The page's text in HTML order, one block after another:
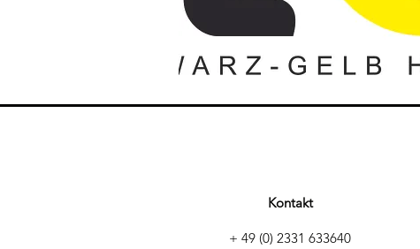
Kontakt
+ 49 (0) 2331 633640